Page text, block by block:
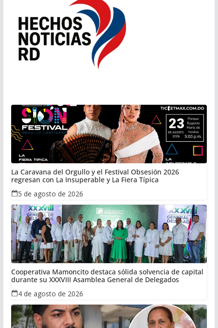
La Caravana del Orgullo y el Festival Obsesión 2026
regresan con La Insuperable y La Fiera Típica
5 de agosto de 2026
Cooperativa Mamoncito destaca sólida solvencia de capital
durante su XXXVIII Asamblea General de Delegados
4 de agosto de 2026